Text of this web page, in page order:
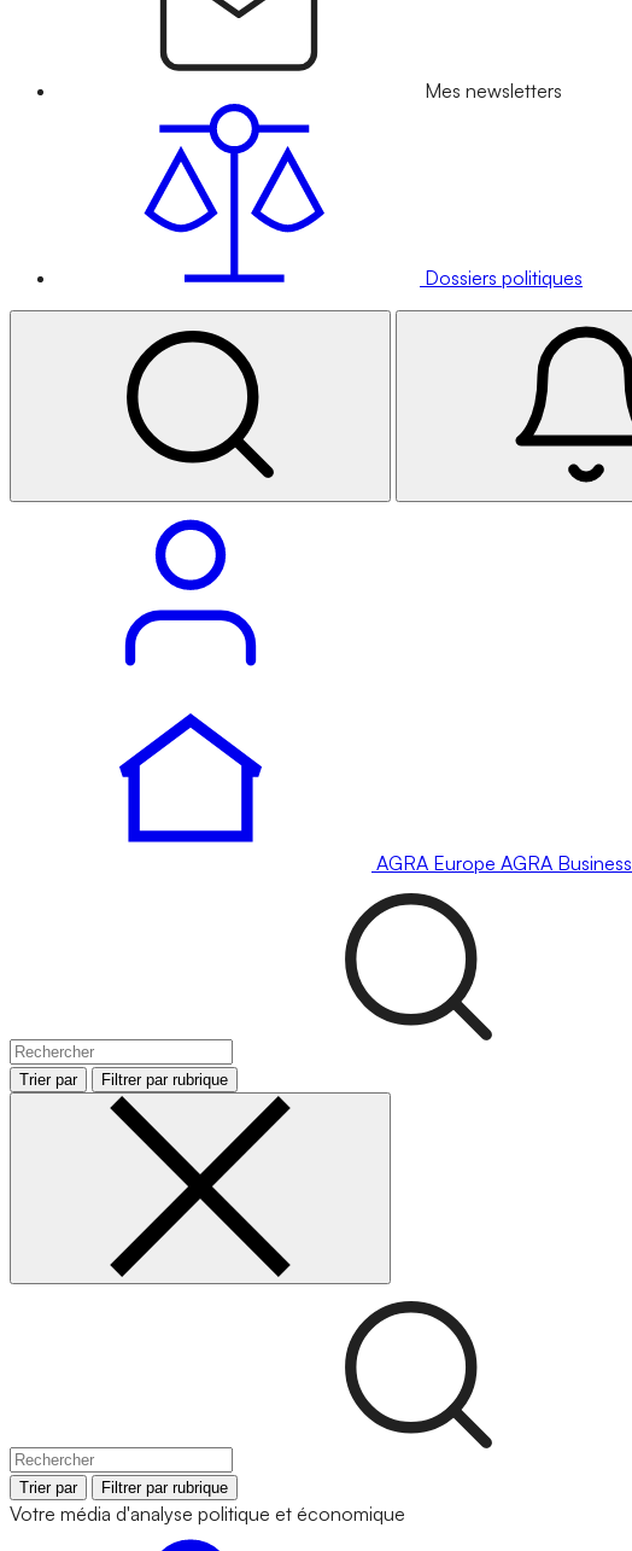
Mes newsletters
Dossiers politiques
AGRA Europe AGRA Business
Trier par Filtrer par rubrique
Trier par Filtrer par rubrique
Votre média d'analyse politique et économique